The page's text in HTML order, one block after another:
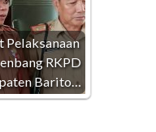
Pelaksanaan
RKPD
Barito…